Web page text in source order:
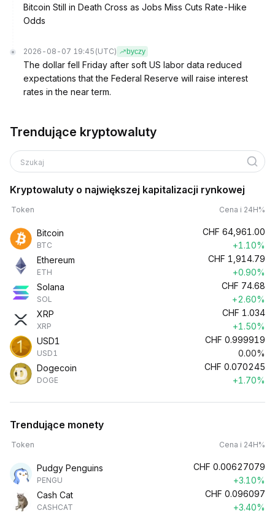
Bitcoin Still in Death Cross as Jobs Miss Cuts Rate-Hike
Odds
2026-08-07 19:45 (UTC) byczy
The dollar fell Friday after soft US labor data reduced
expectations that the Federal Reserve will raise interest
rates in the near term.
Trendujące kryptowaluty
Szukaj
Kryptowaluty o największej kapitalizacji rynkowej
Token Cena i 24H%
Bitcoin
BTC
CHF 64,961.00
+1.10%
Ethereum
ETH
CHF 1,914.79
+0.90%
Solana
SOL
CHF 74.68
+2.60%
XRP
XRP
CHF 1.034
+1.50%
USD1
USD1
CHF 0.999919
0.00%
Dogecoin
DOGE
CHF 0.070245
+1.70%
Trendujące monety
Token Cena i 24H%
Pudgy Penguins
PENGU
CHF 0.00627079
+3.10%
Cash Cat
CASHCAT
CHF 0.096097
+3.40%